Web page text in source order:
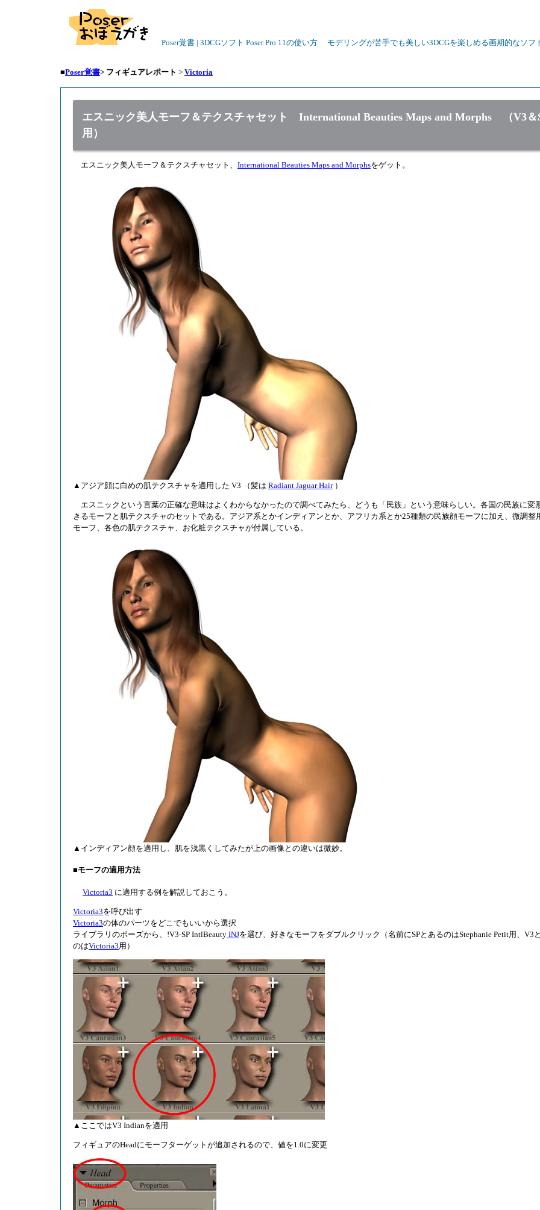
Poser覚書 | 3DCGソフト Poser Pro 11の使い方 モデリングが苦手でも美しい3DCGを楽しめる画期的なソフ
■Poser覚書> フィギュアレポート > Victoria
エスニック美人モーフ＆テクスチャセット International Beauties Maps and Morphs （V3＆
用）
エスニック美人モーフ＆テクスチャセット、 International Beauties Maps and Morphsをゲット。
▲アジア顔に白めの肌テクスチャを適用した V3 （髪は Radiant Jaguar Hair）
エスニックという言葉の正確な意味はよくわからなかったので調べてみたら、どうも「民族」という意味らしい。各国の民族に変
きるモーフと肌テクスチャのセットである。アジア系とかインディアンとか、アフリカ系とか25種類の民族顔モーフに加え、微調整
モーフ、各色の肌テクスチャ、お化粧テクスチャが付属している。
▲インディアン顔を適用し、肌を浅黒くしてみたが上の画像との違いは微妙。
■モーフの適用方法
Victoria3 に適用する例を解説しておこう。
Victoria3を呼び出す
Victoria3の体のパーツをどこでもいいから選択
ライブラリのポーズから、!V3-SP IntlBeauty INJを選び、好きなモーフをダブルクリック（名前にSPとあるのはStephanie Petit用、V3
のはVictoria3用）
▲ここではV3 Indianを適用
フィギュアのHeadにモーフターゲットが追加されるので、値を1.0に変更